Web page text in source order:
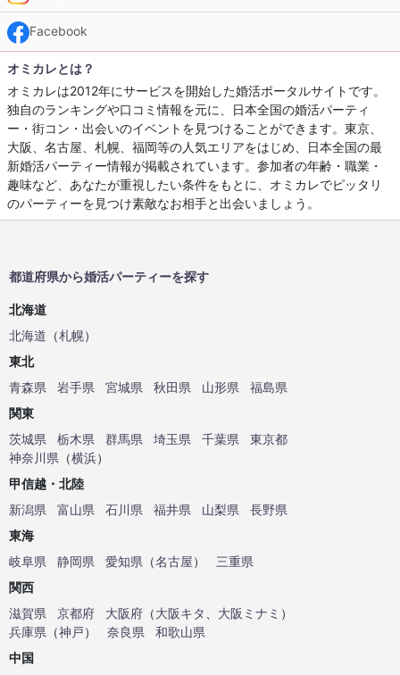
Facebook
オミカレとは？
オミカレは2012年にサービスを開始した婚活ポータルサイトです。
独自のランキングや口コミ情報を元に、日本全国の婚活パーティ
ー・街コン・出会いのイベントを見つけることができます。東京、
大阪、名古屋、札幌、福岡等の人気エリアをはじめ、日本全国の最
新婚活パーティー情報が掲載されています。参加者の年齢・職業・
趣味など、あなたが重視したい条件をもとに、オミカレでピッタリ
のパーティーを見つけ素敵なお相手と出会いましょう。
都道府県から婚活パーティーを探す
北海道
北海道 （札幌）
東北
青森県
岩手県 宮城県 秋田県 山形県
福島県
関東
茨城県
栃木県 群馬県 埼玉県 千葉県
東京都
神奈川県 （横浜）
甲信越・北陸
新潟県
富山県 石川県 福井県 山梨県
長野県
東海
岐阜県
静岡県 愛知県 （名古屋）
三重県
関西
滋賀県
京都府 大阪府 （大阪キタ 大阪ミナミ ）
兵庫県 （神戸） 奈良県
和歌山県
中国